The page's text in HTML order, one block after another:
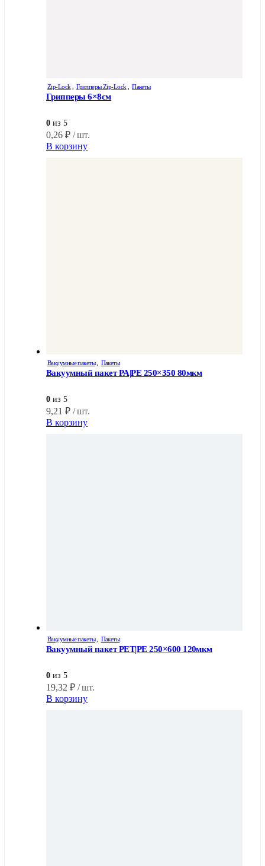
Zip-Lock Грипперы Zip-Lock Пакеты
Грипперы 6×8см
0 из 5
0,26 ₽ / шт.
В корзину
Вакуумные пакеты Пакеты
Вакуумный пакет PA|PE 250×350 80мкм
0 из 5
9,21 ₽ / шт.
В корзину
Вакуумные пакеты Пакеты
Вакуумный пакет PET|PE 250×600 120мкм
0 из 5
19,32 ₽ / шт.
В корзину